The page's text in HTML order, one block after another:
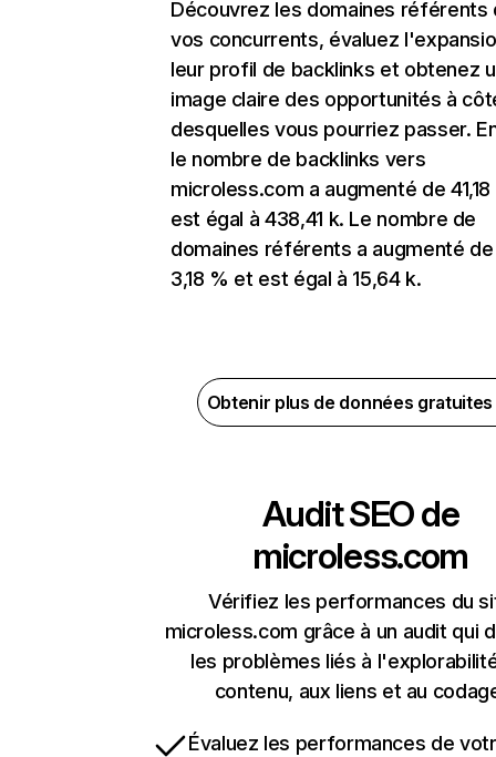
Découvrez les domaines référents
vos concurrents, évaluez
leur profil de backlinks et obtenez
image claire des opportunités à
desquelles vous pourriez passer.
le nombre de backlinks vers
microless.com a augmenté de
est égal à 438,41 k. Le nombre de
domaines référents a augmenté de
3,18 % et est égal à 15,64 k.
Obtenir plus de données
Audit SEO de
microless.com
Vérifiez les performances du
microless.com grâce à un audit qui
les problèmes liés à
contenu, aux liens et au
Évaluez les performances de